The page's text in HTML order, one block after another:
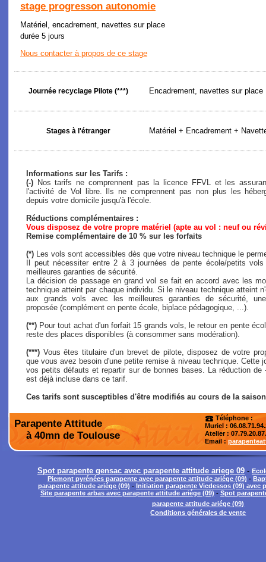
stage progresson autonomie
Matériel, encadrement, navettes sur place
durée 5 jours
Nous contacter à propos de ce stage
Journée recyclage Pilote (***) Encadrement, navettes sur place
Stages à l'étranger Matériel + Encadrement +
Informations sur les Tarifs :
(-) Nos tarifs ne comprennent pas la licence FFVL et les
l'activité de Vol libre. Ils ne comprennent pas non plus les
depuis votre domicile jusqu'à l'école.
Réductions complémentaires :
Vous disposez de votre propre matériel (apte au vol : neuf ou
Remise complémentaire de 10 % sur les forfaits
(*) Les vols sont accessibles dès que votre niveau technique le
Il peut nécessiter entre 2 à 3 journées de pente école/petits
meilleures garanties de sécurité.
La décision de passage en grand vol se fait en accord avec les
technique atteint par chaque individu. Si le niveau technique atteint
aux grands vols avec les meilleures garanties de sécurité,
proposée (complément en pente école, biplace pédagogique, ...).
(**) Pour tout achat d'un forfait 15 grands vols, le retour en pente
reste des places disponibles (à consommer sans modération).
(***) Vous êtes titulaire d'un brevet de pilote, disposez de votre
que vous avez besoin d'une petite remise à niveau technique. Cette
vos petits défauts et repartir sur de bonnes bases. La réduction de
est déjà incluse dans ce tarif.
Ces tarifs sont susceptibles d'être modifiés au cours de la
Parapente Attitude
à 40mn de Toulouse
Téléphone :
Muriel :
Atelier:
Email :
Spot parapente gensac avec parapente attitude ariege 09 -
Piemont pyrénées parapente avec parapente attitude ariége (09) -
parapente attitude ariége (09) - Initiation parapente Vicdessos (09) avec
Site parapente arbas avec parapente attitude ariége (09) - Spot
parapente attitude ariége (09)
Conditions générales de vente